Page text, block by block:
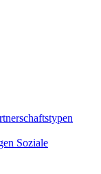
Soziale